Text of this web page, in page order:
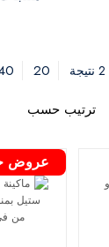
20
ترتيب حسب
عروض